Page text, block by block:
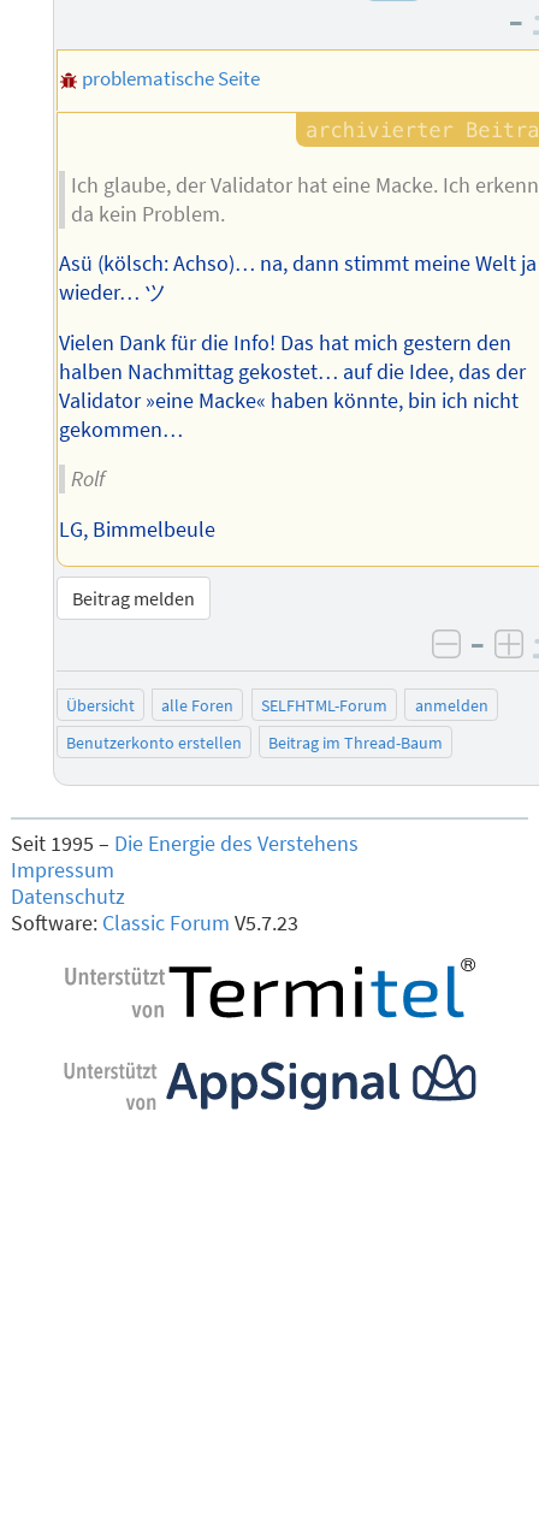
–
problematische Seite
Ich glaube, der Validator hat eine Macke. Ich
da kein Problem.
Asü (kölsch: Achso)… na, dann stimmt meine Welt ja
wieder… ツ
Vielen Dank für die Info! Das hat mich gestern den
halben Nachmittag gekostet… auf die Idee, das der
Validator »eine Macke« haben könnte, bin ich nicht
gekommen…
Rolf
LG, Bimmelbeule
Beitrag melden
–
Übersicht alle Foren SELFHTML-Forum
anmelden
Benutzerkonto erstellen
Beitrag im Thread-Baum
Seit 1995 – Die Energie des Verstehens
Impressum
Datenschutz
Software: Classic Forum V5.7.23